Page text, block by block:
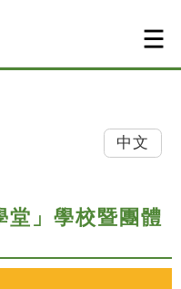
中文
堂」學校暨團體